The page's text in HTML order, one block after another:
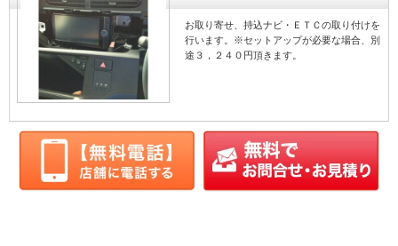
お取り寄せ、持込ナビ・ＥＴＣの取り付けを
行います。※セットアップが必要な場合、別
途３，２４０円頂きます。